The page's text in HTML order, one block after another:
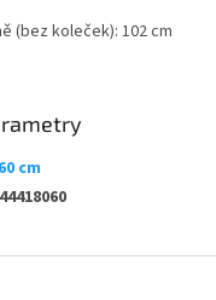
(bez koleček): 102 cm
cm